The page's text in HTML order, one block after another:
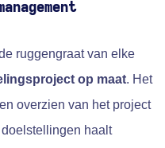
ruggengraat van elke
op maat. Het
overzien van het project
haalt